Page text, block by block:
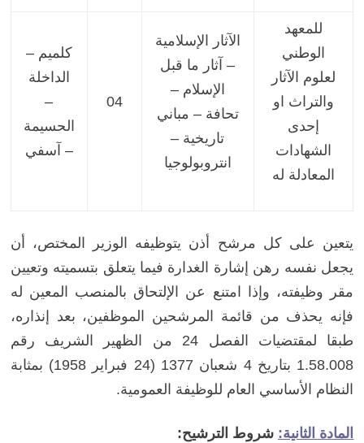
كلميم –
الداخلة
–
الحسيمة
– آسفي
04
الآثار الإسلامية
– آثار ما قبل
الإسلام –
تحافة – مباني
تاريخية –
انتروبولوجيا
للمعهد
الوطني
لعلوم الآثار
والتراث او
إحدى
الشهادات
المعادلة له
يتعين على كل مرشح أذن يتوظيفه الوزير المختص، أن
يجعل نفسه رهن إشارة الغدارة فيما يتعلق بتسميته وتعيين
مقر وظيفته، وإذا امتنع عن الإلتحاق بالمنصب المعين له
فإنه يحذف من قائمة المرشحين الموظفين، بعد إنذاره،
طبقا لمقتضيات الفصل 24 من الظهير الشريف رقم
1.58.008 بتاريخ 4 شعبان 1377 (24 فبراير 1958) بمثابة
النظام الأساسي العام للوظيفة العمومية.
المادة الثانية: شروط الترشيح: